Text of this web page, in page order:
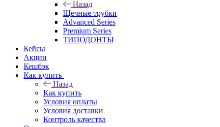
Назад
Щечные трубки
Advanced Series
Premium Series
ТИПОДОНТЫ
Кейсы
Акции
Кешбэк
Как купить
Назад
Как купить
Условия оплаты
Условия доставки
Контроль качества